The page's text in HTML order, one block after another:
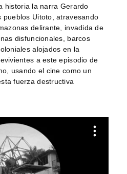
historia la narra Gerardo
pueblos Uitoto, atravesando
delirante, invadida de
disfuncionales, barcos
alojados en la
a este episodio de
usando el cine como un
fuerza destructiva